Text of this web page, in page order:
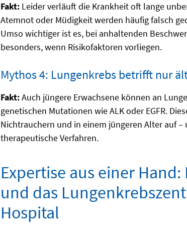
Fakt: Leider verläuft die Krankheit oft lange
Atemnot oder Müdigkeit werden häufig falsch
Umso wichtiger ist es, bei anhaltenden
besonders, wenn Risikofaktoren vorliegen.
Mythos 4: Lungenkrebs betrifft nur
Fakt:Auch jüngere Erwachsene können an
genetischen Mutationen wie ALK oder EGFR.
Nichtrauchern und in einem jüngeren Alter auf
therapeutische Verfahren.
Expertise aus einer
und das
Hospital